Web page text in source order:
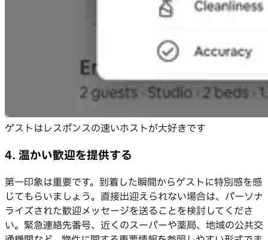
ゲストはレスポンスの速いホストが大好きです
4. 温かい歓迎を提供する
第一印象は重要です。到着した瞬間からゲストに特別感を感
じてもらいましょう。直接出迎えられない場合は、パーソナ
ライズされた歓迎メッセージを送ることを検討してくださ
い。緊急連絡先番号、近くのスーパーや薬局、地域の公共交